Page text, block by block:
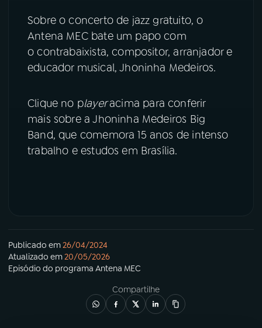
YouTube
Instagram X
TikTok
Sobre o concerto de jazz gratuito, o
Antena MEC bate um papo com
o contrabaixista, compositor, arranjador e
educador musical, Jhoninha Medeiros.
Clique no playeracima para conferir
mais sobre a Jhoninha Medeiros Big
Band, que comemora 15 anos de intenso
trabalho e estudos em Brasília.
Publicado em26/04/2024
Atualizado em20/05/2026
Episódio do programa Antena MEC
Compartilhe